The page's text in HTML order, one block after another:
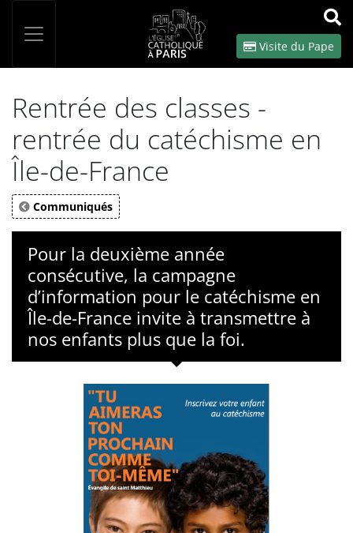
OK
Visite du Pape
Rentrée des classes -
rentrée du catéchisme en
Île-de-France
Communiqués
Pour la deuxième année
consécutive, la campagne
d’information pour le catéchisme en
Île-de-France invite à transmettre à
nos enfants plus que la foi.
Panneau de gestion des cookies